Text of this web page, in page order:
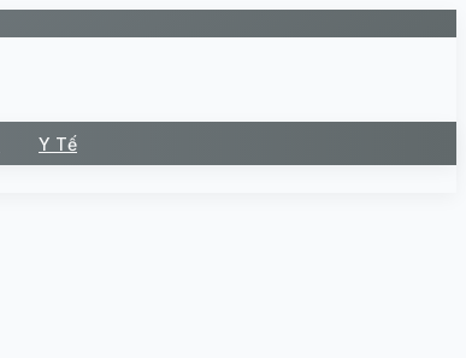
Y Tế